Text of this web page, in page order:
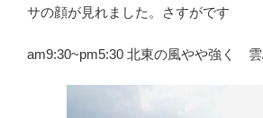
サの顔が見れました。さすがです
am9:30~pm5:30 北東の風やや強く